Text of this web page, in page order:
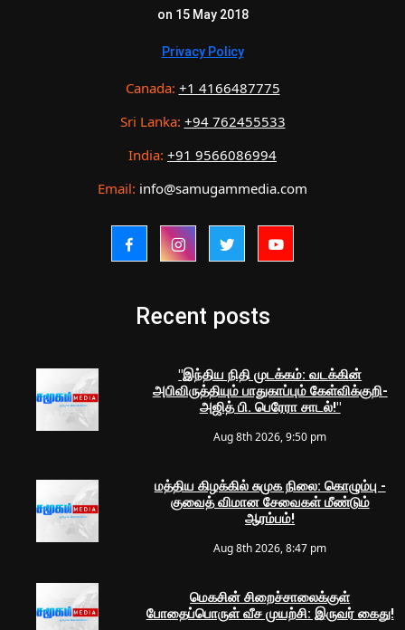
on 15 May 2018
Privacy Policy
Canada: +1 4166487775
Sri Lanka: +94 762455533
India: +91 9566086994
Email: info@samugammedia.com
Recent posts
"இந்திய நிதி முடக்கம்: வடக்கின்
அபிவிருத்தியும் பாதுகாப்பும் கேள்விக்குறி-
அஜித் பி. பெரேரா சாடல்!"
Aug 8th 2026, 9:50 pm
மத்திய கிழக்கில் சுமுக நிலை: கொழும்பு -
குவைத் விமான சேவைகள் மீண்டும்
ஆரம்பம்!
Aug 8th 2026, 8:47 pm
மெகசின் சிறைச்சாலைக்குள்
போதைப்பொருள் வீச முயற்சி: இருவர் கைது!